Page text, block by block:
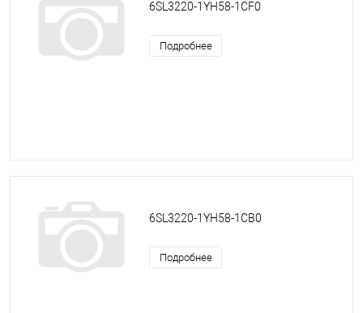
6SL3220-1YH58-1CF0
Подробнее
6SL3220-1YH58-1CB0
Подробнее